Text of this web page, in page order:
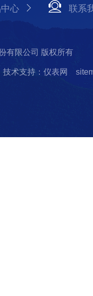
心 联系
有限公司 版权所有
技术支持：仪表网